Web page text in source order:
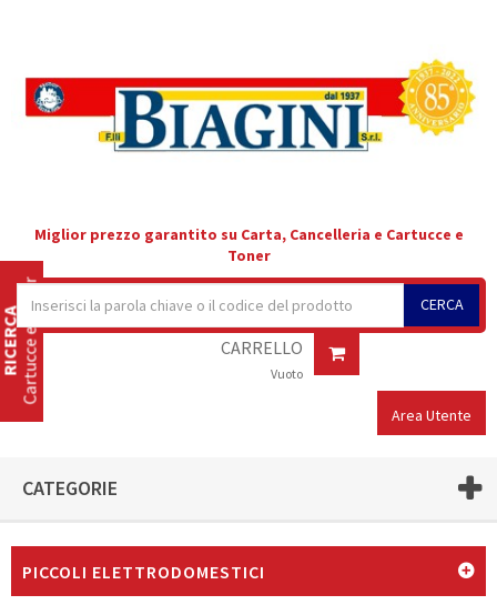
Miglior prezzo garantito su Carta, Cancelleria e Cartucce e
Toner
CERCA
CARRELLO
Vuoto
Area Utente
CATEGORIE
PICCOLI ELETTRODOMESTICI
Cartucce e Toner